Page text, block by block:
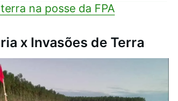
na posse da FPA
x Invasões de Terra